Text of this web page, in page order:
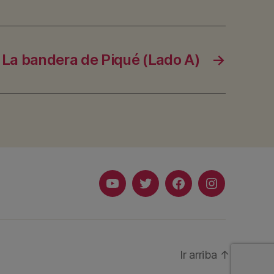
→
La bandera de Piqué (Lado A)
YoutubeTwitterFacebookInstagram
Ir arriba ↑